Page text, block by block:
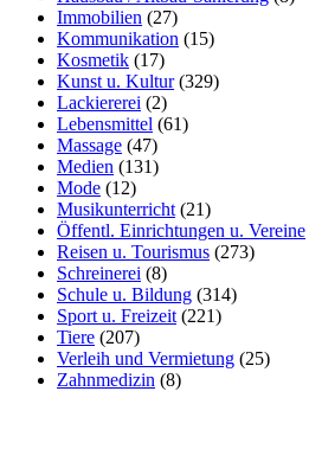
Immobilien (27)
Kommunikation (15)
Kosmetik (17)
Kunst u. Kultur(329)
Lackiererei (2)
Lebensmittel (61)
Massage (47)
Medien (131)
Mode (12)
Musikunterricht (21)
Öffentl. Einrichtungen u. Vereine
Reisen u. Tourismus (273)
Schreinerei (8)
Schule u. Bildung (314)
Sport u. Freizeit (221)
Tiere (207)
Verleih und Vermietung (25)
Zahnmedizin (8)